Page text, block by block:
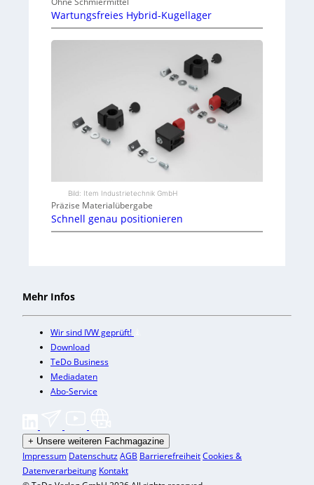
Wartungsfreies Hybrid-Kugellager
Bild: Item Industrietechnik GmbH
Präzise Materialübergabe
Schnell genau positionieren
Mehr Infos
Wir sind IVW geprüft!
Download
TeDo Business
Mediadaten
Abo-Service
+ Unsere weiteren Fachmagazine
Impressum DatenschutzAGB BarrierefreiheitCookies &
Datenverarbeitung Kontakt